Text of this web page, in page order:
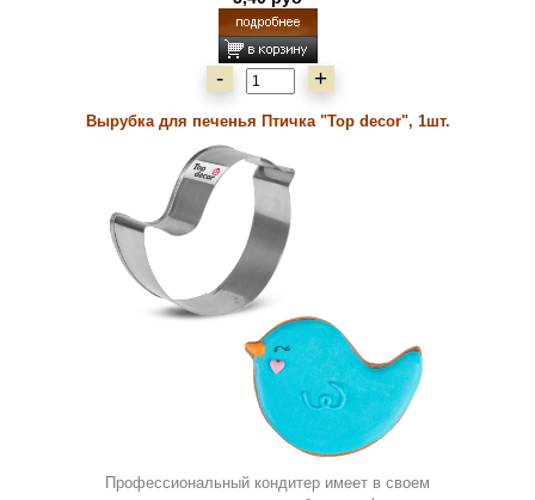
- +
Вырубка для печенья Птичка "Top decor", 1шт.
Профессиональный кондитер имеет в своем